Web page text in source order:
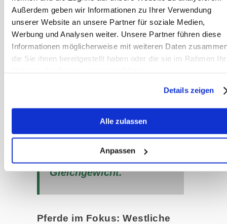
Außerdem geben wir Informationen zu Ihrer Verwendung
unserer Website an unsere Partner für soziale Medien,
Werbung und Analysen weiter. Unsere Partner führen diese
Informationen möglicherweise mit weiteren Daten
die Sie ihnen bereitgestellt haben oder die sie im Rahmen
Details zeigen
Alle zulassen
Anpassen
Jahreszeiten oder spezifische
verhältnismäßig einfachen Mitteln
umsetzen – ganz ohne invasive
Konstitution aus – TCM
bringt eher den
Energiefluss ins
Gleichgewicht.
Pferde im Fokus: Westliche